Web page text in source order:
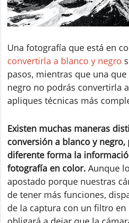
Una fotografía que está en
convertirla a blanco y negro
pasos, mientras que una
negro no podrás convertirla
apliques técnicas más
Existen muchas maneras
conversión a blanco y negro,
diferente forma la
fotografía en color. Aunque
apostado porque nuestras
de tener más funciones,
de la captura con un filtro